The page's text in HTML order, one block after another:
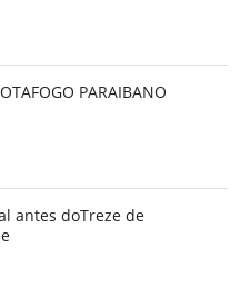
PARAIBANO
antes doTreze de